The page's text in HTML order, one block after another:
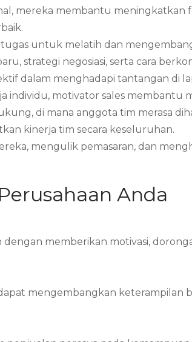
mereka membantu meningkatkan
untuk melatih dan
strategi negosiasi, serta cara
dalam menghadapi tantangan di
individu, motivator sales membantu
di mana anggota tim merasa
kinerja tim secara keseluruhan.
mengulik pemasaran, dan
Anda
memberikan motivasi,
mengembangkan keterampilan